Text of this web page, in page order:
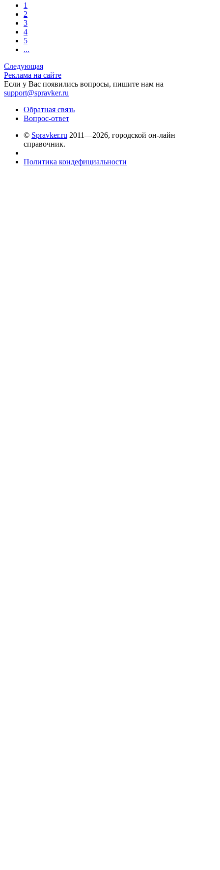
1
2
3
4
5
...
Следующая
Реклама на сайте
Если у Вас появились вопросы, пишите нам на
support@spravker.ru
Обратная связь
Вопрос-ответ
© Spravker.ru 2011—2026, городской он-лайн
справочник.
Политика кондефициальности